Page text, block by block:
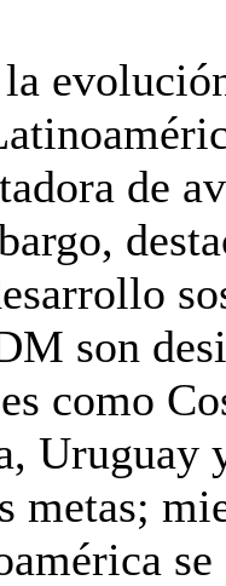
de
son
como
Uruguay
metas;